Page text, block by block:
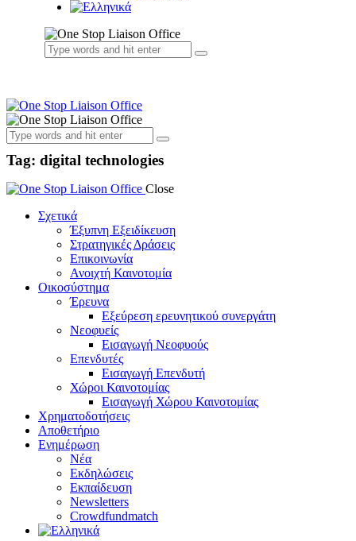
Tag: digital technologies
Close
Σχετικά
Έξυπνη Εξειδίκευση
Στρατηγικές Δράσεις
Επικοινωνία
Ανοιχτή Καινοτομία
Οικοσύστημα
Έρευνα
Εξεύρεση ερευνητικού συνεργάτη
Νεοφυείς
Εισαγωγή Νεοφυούς
Επενδυτές
Εισαγωγή Επενδυτή
Χώροι Καινοτομίας
Εισαγωγή Χώρου Καινοτομίας
Χρηματοδοτήσεις
Αποθετήριο
Ενημέρωση
Νέα
Εκδηλώσεις
Εκπαίδευση
Newsletters
Crowdfundmatch